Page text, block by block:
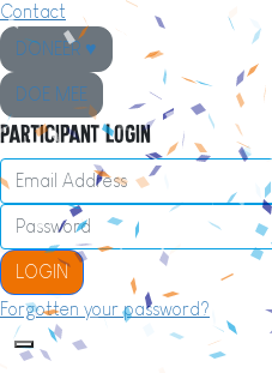
Contact
DONEER ♥
DOE MEE
Participant Login
LOGIN
Forgotten your password?